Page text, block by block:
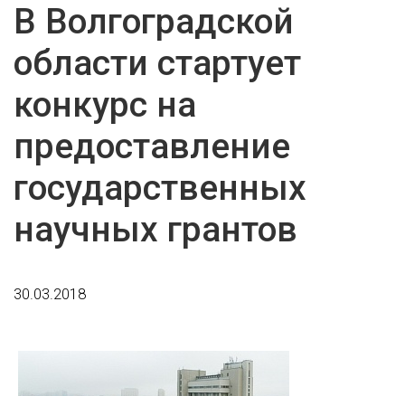
В Волгоградской
области стартует
конкурс на
предоставление
государственных
научных грантов
30.03.2018